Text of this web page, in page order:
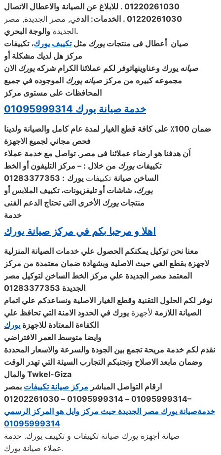
01220261030 . للابلاغ عن الصيانة والاعطال الاتصال
01220261030 . الخدمات: الد
قي, مصر الجديدة, مصر
الجديدة والوجة البحري
.
صيان أعطال فى منتجات يورك مثل تكييف يورك، تكييفات
مركز هل لديك مشكلة أو
صيانه يورك وعناوينهاتوفر لكم عملائنا الكرام شركه يورك الان
مجموعه كبيره من مركز صيانهيورك الموجوده في جميع
المحافظات على مستوى مركز
خدمة صيانة يورك 01095999314
ضمان 100٪ على كافة قطع الغيار لمدة عام كامل والصيانة ولدينا
فحص مجاني لجميع الاجهزة
اَن هدفنا هو ارضاء عملائنا فى مصر. تواصل مع خدمة عملاء
تكييفات يورك من خلال : – مركز التليفون أو الخط
الساخن صيانة تكييفات يورك : 01283377353
يورك، شاشات أو تليفزيونات، تكييف الملابس أو
منتجات يورك الأخرى التى تحتاج الدعم الفنى
خدمة
اهلا و مرحبا بكم في مركز صيانة يورك
معنا نحن توكيل يمكنكم الحصول علي خدمات الصيانة المنزلية
لاجهزة بقطع الغي حيث الاصلية وبشهادة ضمان معتمدة من مركز
المعتمد مصر الجديدة علي مركز الخط الساخن لتوكيل مصر
الجديدة 01283377353
نوفر لكم الحلول التقنية وقطع الغيار الاصلية ونساعدكم علي اتمام
الصيانة اللازمة لأجهزة يورك في الحدود الامنة التي تحافظ علي
الكفاءة المعتادة للاجهزة يورك
وايضا متوسط العمر الافتراضي
نقدم لكم خدمة مريحة تجمع بين الجودة والسرعة والاسعار المحددة
وضمان مابعد الاصلاح ونجنبكم التجارب السيئة التي تهدر الوقت
والمال Twkel-Giza
ارقام التواصل المباشر مركز صيانة تكييفات بمصر
01095999314 – 01095999314 – 01202261030–
خدمةصيانة يورك مصر الجديدة حيث مركز وايل هو المركز الرسمي
01095999314
صيانة أجهزة يورك صيانة تكييفات و تكييف يورك. خدمة
عملاء صيانة يورك.